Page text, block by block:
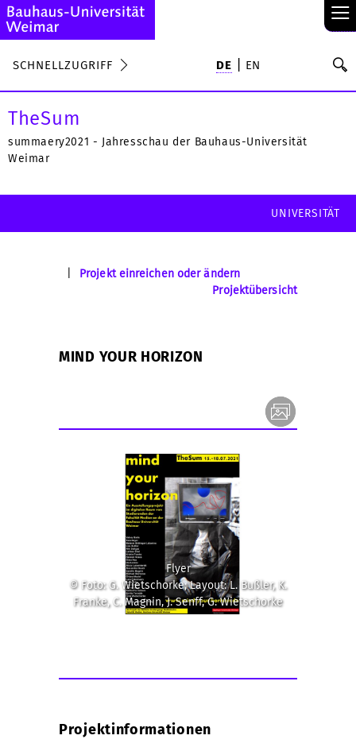
≡
SCHNELLZUGRIFF DE EN
TheSum
summaery2021 - Jahresschau der Bauhaus-Universität
Weimar
UNIVERSITÄT
Projekt einreichen oder ändern
Projektübersicht
MIND YOUR HORIZON
Flyer
© Foto: G. Wietschorke; Layout: L. Bußler, K.
Franke, C. Magnin, J. Senff, G. Wietschorke
Projektinformationen